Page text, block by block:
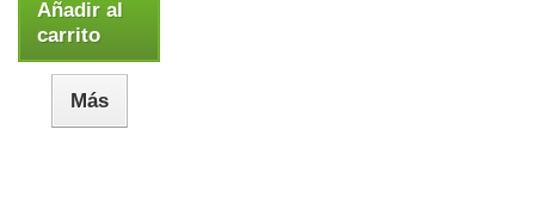
Añadir al
carrito
Más